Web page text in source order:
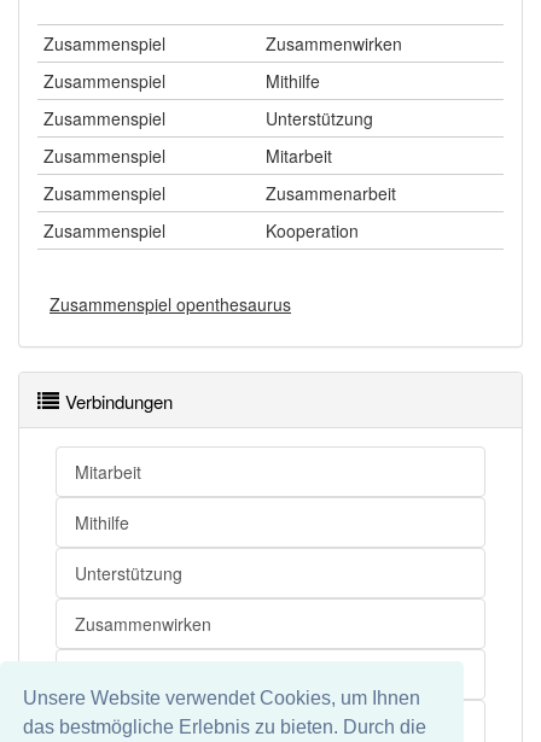
Unsere Website verwendet Cookies, um Ihnen
das bestmögliche Erlebnis zu bieten. Durch die
Zusammenspiel
Zusammenwirken
Zusammenspiel
Mithilfe
Zusammenspiel
Unterstützung
Zusammenspiel
Mitarbeit
Zusammenspiel
Zusammenarbeit
Zusammenspiel
Kooperation
Zusammenspiel openthesaurus
Verbindungen
Mitarbeit
Mithilfe
Unterstützung
Zusammenwirken
Kooperation